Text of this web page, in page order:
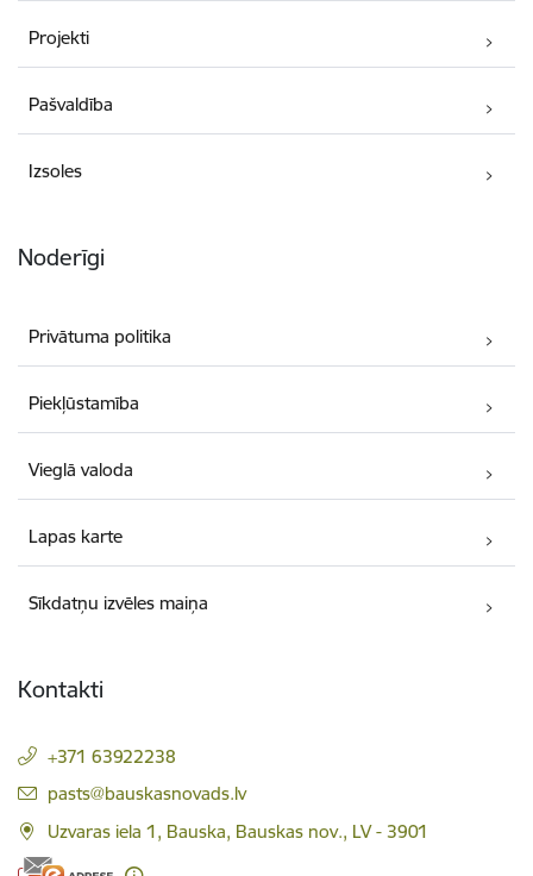
Projekti
Pašvaldība
Izsoles
Noderīgi
Privātuma politika
Piekļūstamība
Vieglā valoda
Lapas karte
Sīkdatņu izvēles maiņa
Kontakti
+371 63922238
E-pasts:
pasts@bauskasnovads.lv
Uzvaras iela 1, Bauska, Bauskas nov., LV - 3901